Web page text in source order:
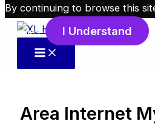
Skip to content
Area Internet
By continuing to browse this
cookies. I Understand